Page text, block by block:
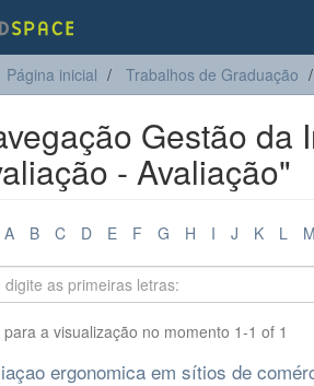
Página inicial Trabalhos de Graduação
Gestão da
- Avaliação"
A B C D E F G H I J K L M
para a visualização no momento 1-1 of 1
ergonomica em sítios de